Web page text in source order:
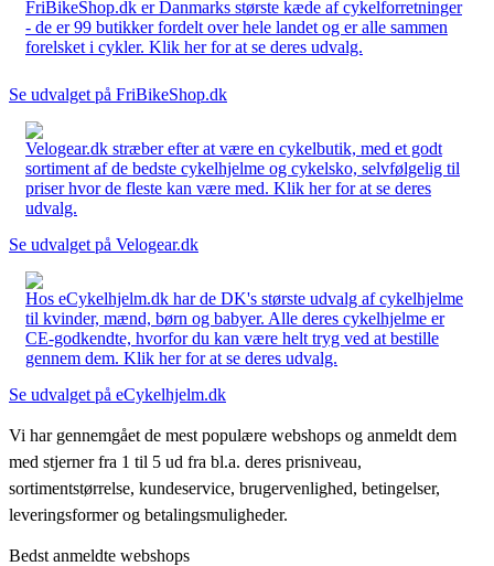
FriBikeShop.dk er Danmarks største kæde af cykelforretninger
- de er 99 butikker fordelt over hele landet og er alle sammen
forelsket i cykler. Klik her for at se deres udvalg.
Se udvalget på FriBikeShop.dk
Velogear.dk stræber efter at være en cykelbutik, med et godt
sortiment af de bedste cykelhjelme og cykelsko, selvfølgelig til
priser hvor de fleste kan være med. Klik her for at se deres
udvalg.
Se udvalget på Velogear.dk
Hos eCykelhjelm.dk har de DK's største udvalg af cykelhjelme
til kvinder, mænd, børn og babyer. Alle deres cykelhjelme er
CE-godkendte, hvorfor du kan være helt tryg ved at bestille
gennem dem. Klik her for at se deres udvalg.
Se udvalget på eCykelhjelm.dk
Vi har gennemgået de mest populære webshops og anmeldt dem
med stjerner fra 1 til 5 ud fra bl.a. deres prisniveau,
sortimentstørrelse, kundeservice, brugervenlighed, betingelser,
leveringsformer og betalingsmuligheder.
Bedst anmeldte webshops